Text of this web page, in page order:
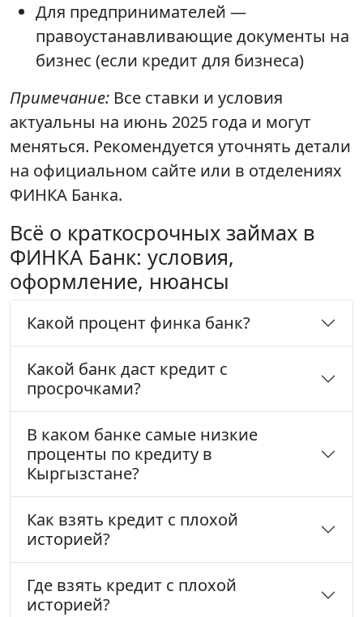
Для предпринимателей —
правоустанавливающие документы на
бизнес (если кредит для бизнеса)
Примечание: Все ставки и условия
актуальны на июнь 2025 года и могут
меняться. Рекомендуется уточнять детали
на официальном сайте или в отделениях
ФИНКА Банка.
Всё о краткосрочных займах в
ФИНКА Банк: условия,
оформление, нюансы
Какой процент финка банк?
Какой банк даст кредит с
просрочками?
В каком банке самые низкие
проценты по кредиту в
Кыргызстане?
Как взять кредит с плохой
историей?
Где взять кредит с плохой
историей?